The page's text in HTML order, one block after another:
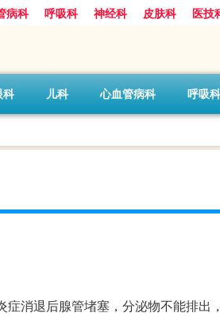
病科 呼吸科 神经科 皮肤科 医技
科 儿科 心血管病科 呼吸科
消退后腺管堵塞，分泌物不能排出